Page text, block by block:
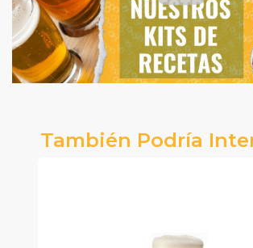
También Podría